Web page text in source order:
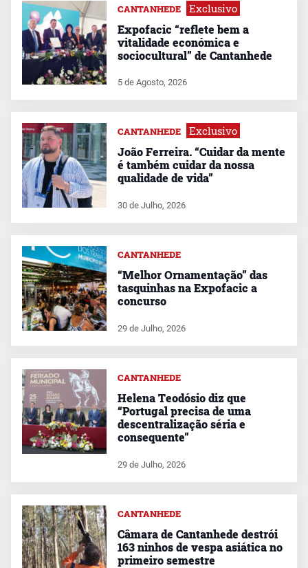
CANTANHEDE Exclusivo
Expofacic “reflete bem a
vitalidade económica e
sociocultural” de Cantanhede
5 de Agosto, 2026
CANTANHEDE Exclusivo
João Ferreira. “Cuidar da mente
é também cuidar da nossa
qualidade de vida”
30 de Julho, 2026
CANTANHEDE
“Melhor Ornamentação” das
tasquinhas na Expofacic a
concurso
29 de Julho, 2026
CANTANHEDE
Helena Teodósio diz que
“Portugal precisa de uma
descentralização séria e
consequente”
29 de Julho, 2026
CANTANHEDE
Câmara de Cantanhede destrói
163 ninhos de vespa asiática no
primeiro semestre